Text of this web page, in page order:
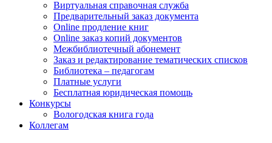
Виртуальная справочная служба
Предварительный заказ документа
Online продление книг
Online заказ копий документов
Межбиблиотечный абонемент
Заказ и редактирование тематических списков
Библиотека – педагогам
Платные услуги
Бесплатная юридическая помощь
Конкурсы
Вологодская книга года
Коллегам